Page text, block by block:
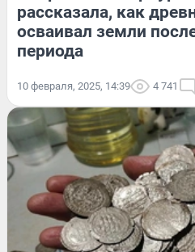
рассказала, как
осваивал земли
периода
10 февраля, 2025, 14:39 4 741